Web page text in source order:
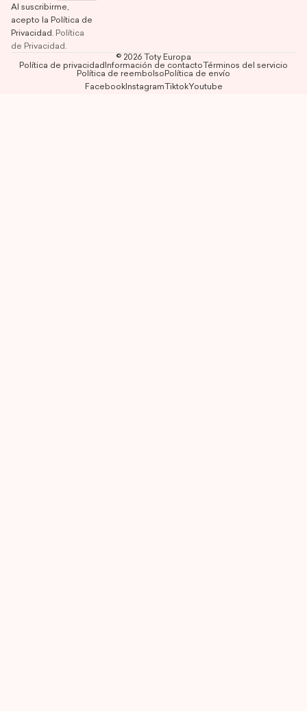
Al suscribirme,
acepto la Política de
Privacidad. Política
de Privacidad.
© 2026Toty Europa
Política de privacidadInformación de contactoTérminos del servicio
Política de reembolsoPolítica de envío
FacebookInstagramTiktokYoutube